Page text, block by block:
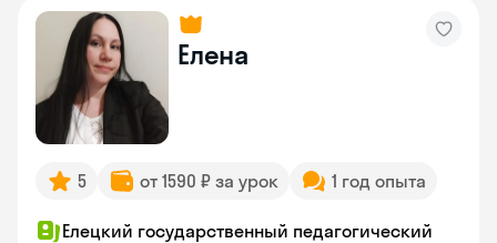
Елена
5 от 1590 ₽ за урок 1 год опыта
Елецкий государственный педагогический